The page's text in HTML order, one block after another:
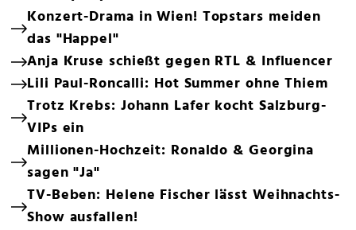
Konzert-Drama in Wien! Topstars meiden
das "Happel"
Anja Kruse schießt gegen RTL & Influencer
Lili Paul-Roncalli: Hot Summer ohne Thiem
Trotz Krebs: Johann Lafer kocht Salzburg-
VIPs ein
Millionen-Hochzeit: Ronaldo & Georgina
sagen "Ja"
TV-Beben: Helene Fischer lässt Weihnachts-
Show ausfallen!